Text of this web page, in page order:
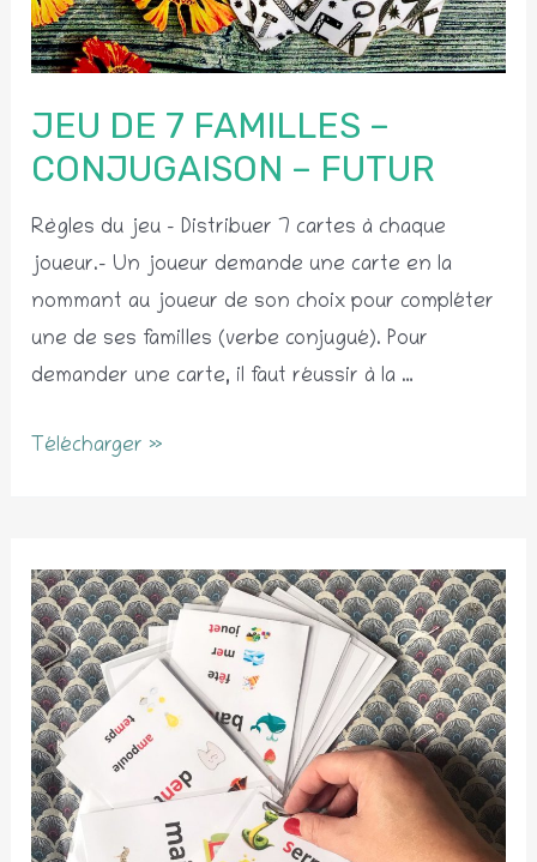
JEU DE 7 FAMILLES –
CONJUGAISON – FUTUR
Règles du jeu – Distribuer 7 cartes à chaque
joueur.– Un joueur demande une carte en la
nommant au joueur de son choix pour compléter
une de ses familles (verbe conjugué). Pour
demander une carte, il faut réussir à la …
Jeu
–
conjugaison
–
Futur
Télécharger »